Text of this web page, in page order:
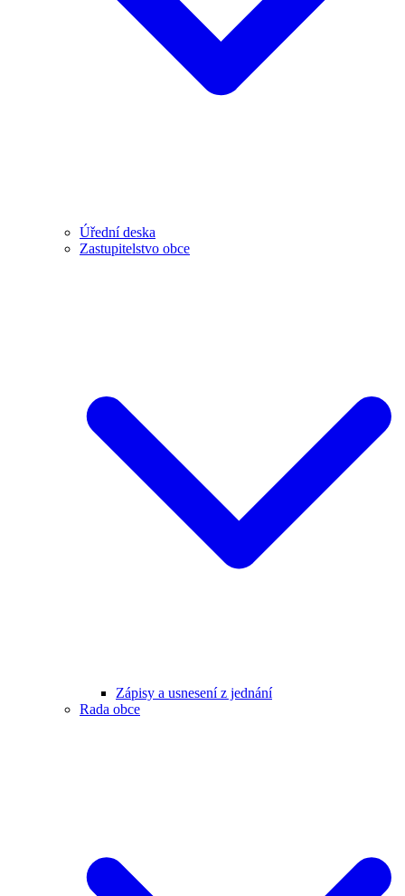
Úřední deska
Zastupitelstvo obce
Zápisy a usnesení z jednání
Rada obce